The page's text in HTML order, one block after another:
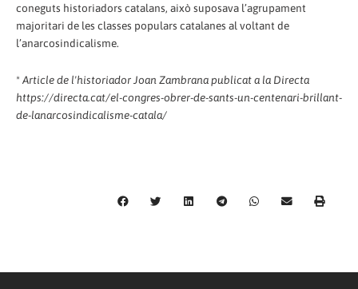
coneguts historiadors catalans, això suposava l’agrupament
majoritari de les classes populars catalanes al voltant de
l’anarcosindicalisme.
*Article de l'historiador Joan Zambrana publicat a la Directa
https://directa.cat/el-congres-obrer-de-sants-un-centenari-brillant-
de-lanarcosindicalisme-catala/